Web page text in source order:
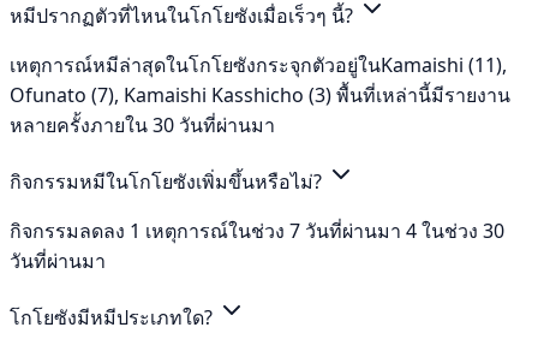
หมีปรากฏตัวที่ไหนในโกโยซังเมื่อเร็วๆ นี้?
เหตุการณ์หมีล่าสุดในโกโยซังกระจุกตัวอยู่ในKamaishi (11),
Ofunato (7), Kamaishi Kasshicho (3) พื้นที่เหล่านี้มีรายงาน
หลายครั้งภายใน 30 วันที่ผ่านมา
กิจกรรมหมีในโกโยซังเพิ่มขึ้นหรือไม่?
กิจกรรมลดลง 1 เหตุการณ์ในช่วง 7 วันที่ผ่านมา 4 ในช่วง 30
วันที่ผ่านมา
โกโยซังมีหมีประเภทใด?